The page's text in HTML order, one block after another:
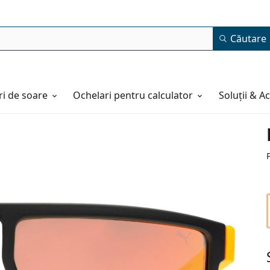
Căutare
de soare Ochelari pentru calculator Soluții &